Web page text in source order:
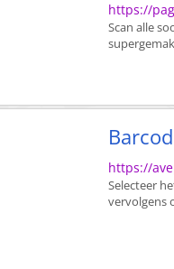
https://
Scan alle
https://
Selecteer
vervolgens